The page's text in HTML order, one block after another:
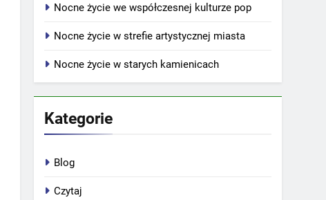
Nocne życie we współczesnej kulturze pop
Nocne życie w strefie artystycznej miasta
Nocne życie w starych kamienicach
Kategorie
Blog
Czytaj